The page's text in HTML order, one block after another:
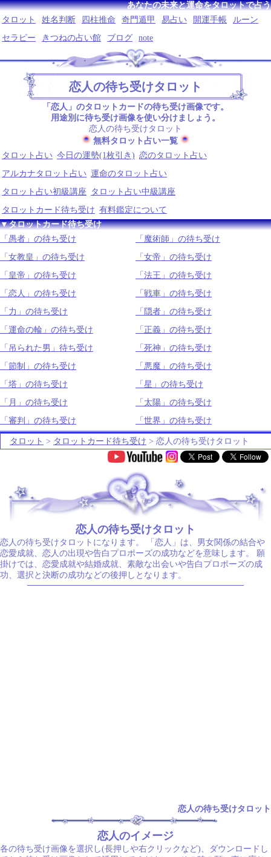
あなたの未来と運命をタロットで占う
タロット
姓名判断 四柱推命 奇門遁甲 易占い 開運手帳
ルーン
セラピー
きつねの占い館 ブログ note
恋人の待ち受けタロット
「恋人」のタロットカードの待ち受け画像です。
用途別に待ち受け画像を使い分けましょう。
恋人の待ち受けタロット
無料タロット占い一覧
タロット占い 今日の運勢(1枚引き) 恋のタロット占い
アルカナタロット占い 運命のタロット占い
タロット占い初級講座
タロット占い中級講座
タロットカード待ち受け 有料鑑定について
▼タロットカード待ち受け
「愚者」の待ち受け
「魔術師」の待ち受け
「女教皇」の待ち受け
「女帝」の待ち受け
「皇帝」の待ち受け
「法王」の待ち受け
「恋人」の待ち受け
「戦車」の待ち受け
「力」の待ち受け
「隠者」の待ち受け
「運命の輪」の待ち受け
「正義」の待ち受け
「吊られた男」待ち受け
「死神」の待ち受け
「節制」の待ち受け
「悪魔」の待ち受け
「塔」の待ち受け
「星」の待ち受け
「月」の待ち受け
「太陽」の待ち受け
「審判」の待ち受け
「世界」の待ち受け
タロット > タロットカード待ち受け > 恋人の待ち受けタロット
.
恋人の待ち受けタロット
恋人の待ち受けタロットになります。 「恋人」は、男女関係の結合や
恋愛成就、恋人の出現や告白プロポーズの成功などを意味します。 願
掛けでは、恋愛成就や結婚成就、素敵な出会いや告白プロポーズの成
功、選択と決断の成功などの後押しとなります。
恋人の待ち受けタロット
恋人のイメージ
各の待ち受け画像を選択し(長押しや右クリックなど)、ダウンロードし